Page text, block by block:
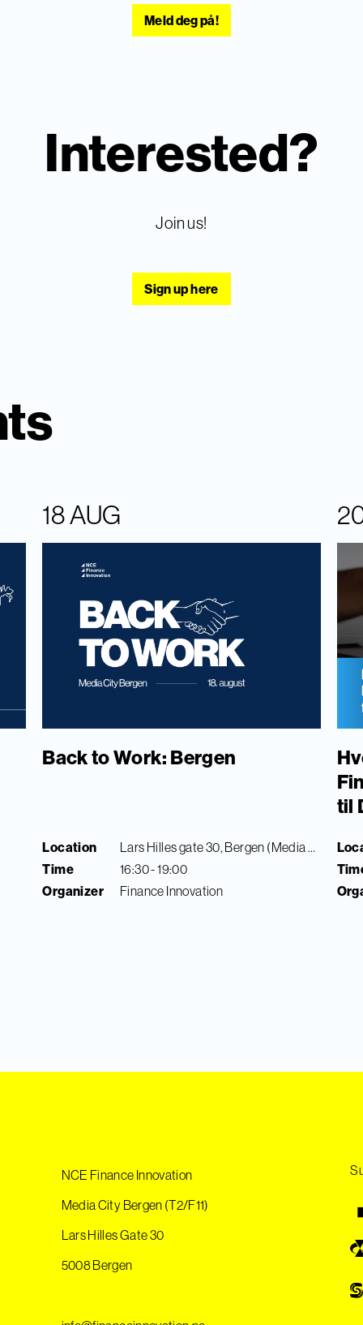
Meld deg på!
Interested?
Join us!
Sign up here
18 AUG
Back to Work: Bergen
Location
Time
Organizer
Lars Hilles gate 30, Bergen (Media City Bergen)
16:30 - 19:00
Finance Innovation
til
NCE Finance Innovation
Media City Bergen (T2/F11)
Lars Hilles Gate 30
5008 Bergen